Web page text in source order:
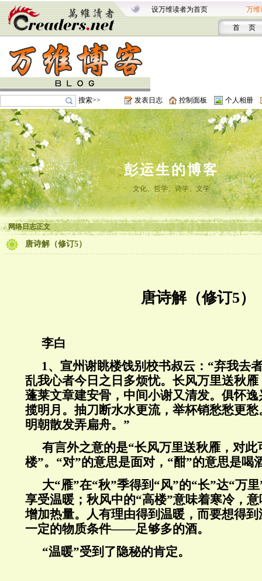
设万维读者为首页 万维
首 页
搜索>> 发表日志 控制面板 个人相册
彭运生的博客
文化、哲学、诗学、文学
网络日志正文
唐诗解（修订5）
唐诗解（修订5）
李白
1、宣州谢眺楼饯别校书叔云：“弃我去
乱我心者今日之日多烦忧。长风万里送秋
蓬莱文章建安骨，中间小谢又清发。俱怀
揽明月。抽刀断水水更流，举杯销愁愁更
明朝散发弄扁舟。”
有言外之意的是“长风万里送秋雁，对此
楼”。“对”的意思是面对，“酣”的意思是喝
大“雁”在“秋”季得到“风”的“长”达“万
享受温暖；秋风中的“高楼”意味着寒冷，
增加热量。人有理由得到温暖，而要想得
一定的物质条件——足够多的酒。
“温暖”受到了隐秘的肯定。